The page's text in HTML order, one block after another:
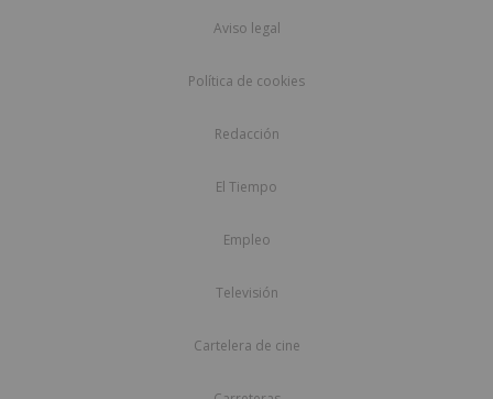
Aviso legal
Política de cookies
Redacción
El Tiempo
Empleo
Televisión
Cartelera de cine